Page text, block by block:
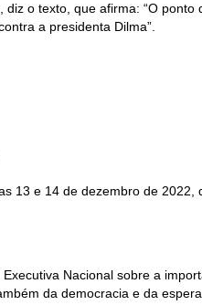
o texto, que afirma: “O
a presidenta Dilma”.
13 e 14 de dezembro de
Nacional sobre a
da democracia e da